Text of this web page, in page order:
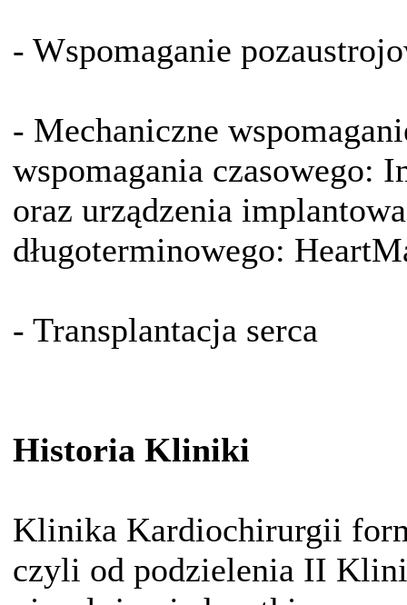
- Wspomaganie
- Mechaniczne
wspomagania czasowego:
oraz urządzenia
długoterminowego:
- Transplantacja serca
Historia Kliniki
Klinika Kardiochirurgii
czyli od podzielenia II